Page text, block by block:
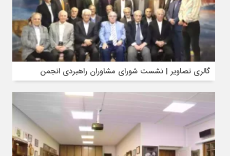
گالری تصاویر | نشست شورای مشاوران راهبردی انجمن